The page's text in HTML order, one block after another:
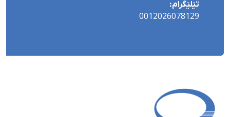
تێلێگرام:
0012026078129